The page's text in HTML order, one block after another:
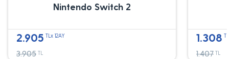
Nintendo Switch 2
2.905 TLx 12AY
3.905 TL
1.308
1.407 TL